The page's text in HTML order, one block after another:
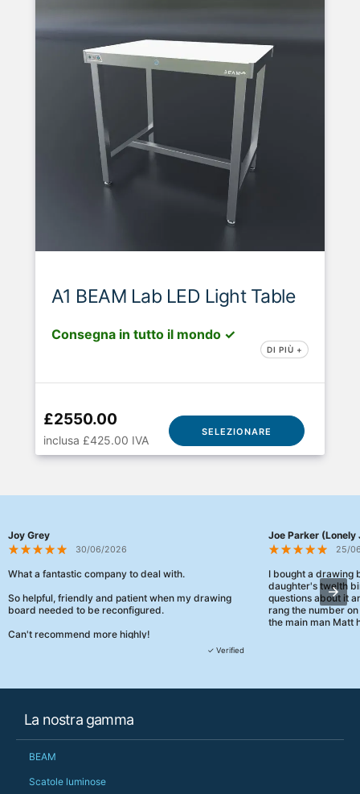
A1 BEAM Lab LED Light Table
Consegna in tutto il mondo ✓
DI PIÙ +
£2550.00
inclusa £425.00 IVA
SELEZIONARE
Joy Grey
30/06/2026
What a fantastic company to deal with.
So helpful, friendly and patient when my drawing
board needed to be reconfigured.
Can't recommend more highly!
✓ Verified
Joe Parker (Lonely
25/
I bought a drawing
daughter's twelth
questions about it
rang the number
the main man Matt
La nostra gamma
BEAM
Scatole luminose